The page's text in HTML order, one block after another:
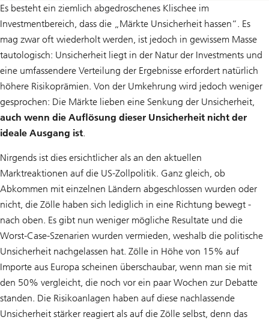
Es besteht ein ziemlich abgedroschenes Klischee im
Investmentbereich, dass die „Märkte Unsicherheit hassen“. Es
mag zwar oft wiederholt werden, ist jedoch in gewissem Masse
tautologisch: Unsicherheit liegt in der Natur der Investments und
eine umfassendere Verteilung der Ergebnisse erfordert natürlich
höhere Risikoprämien. Von der Umkehrung wird jedoch weniger
gesprochen: Die Märkte lieben eine Senkung der Unsicherheit,
auch wenn die Auflösung dieser Unsicherheit nicht der
ideale Ausgang ist.
Nirgends ist dies ersichtlicher als an den aktuellen
Marktreaktionen auf die US-Zollpolitik. Ganz gleich, ob
Abkommen mit einzelnen Ländern abgeschlossen wurden oder
nicht, die Zölle haben sich lediglich in eine Richtung bewegt -
nach oben. Es gibt nun weniger mögliche Resultate und die
Worst-Case-Szenarien wurden vermieden, weshalb die politische
Unsicherheit nachgelassen hat. Zölle in Höhe von 15% auf
Importe aus Europa scheinen überschaubar, wenn man sie mit
den 50% vergleicht, die noch vor ein paar Wochen zur Debatte
standen. Die Risikoanlagen haben auf diese nachlassende
Unsicherheit stärker reagiert als auf die Zölle selbst, denn das